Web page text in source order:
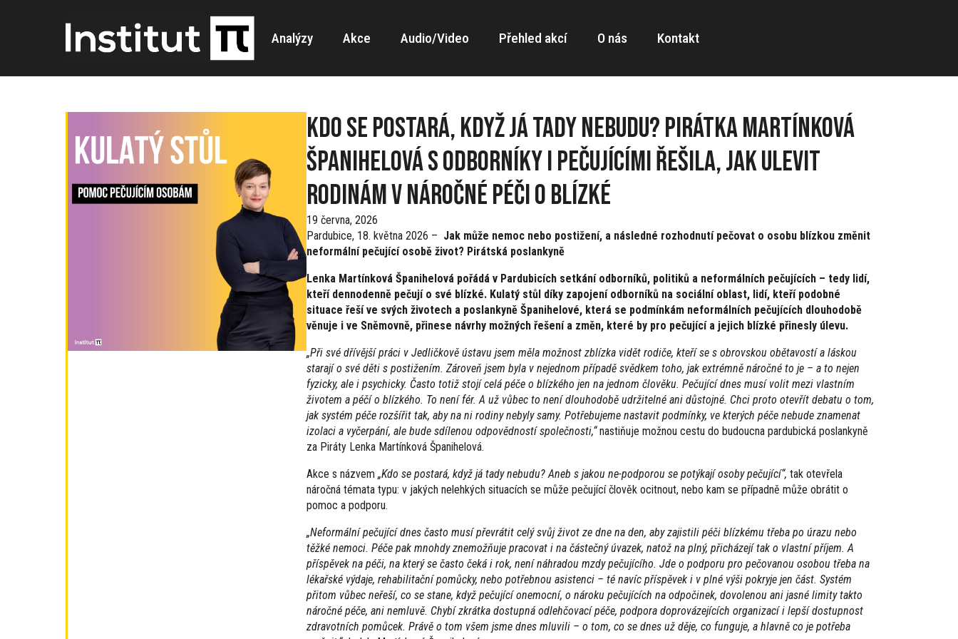
Analýzy Akce Audio/Video Přehled akcí O nás Kontakt
Kdo se postará, když já tady nebudu? Pirátka Martínková
Španihelová s odborníky i pečujícími řešila, jak ulevit
rodinám v náročné péči o blízké
19 června, 2026
Pardubice, 18. května 2026 – Jak může nemoc nebo postižení, a následné rozhodnutí pečovat o osobu blízkou změnit
neformální pečující osobě život? Pirátská poslankyně
Lenka Martínková Španihelová pořádá v Pardubicích setkání odborníků, politiků a neformálních pečujících – tedy lidí,
kteří dennodenně pečují o své blízké. Kulatý stůl díky zapojení odborníků na sociální oblast, lidí, kteří podobné
situace řeší ve svých životech a poslankyně Španihelové, která se podmínkám neformálních pečujících dlouhodobě
věnuje i ve Sněmovně, přinese návrhy možných řešení a změn, které by pro pečující a jejich blízké přinesly úlevu.
„Při své dřívější práci v Jedličkově ústavu jsem měla možnost zblízka vidět rodiče, kteří se s obrovskou obětavostí a láskou
starají o své děti s postižením. Zároveň jsem byla v nejednom případě svědkem toho, jak extrémně náročné to je – a to nejen
fyzicky, ale i psychicky. Často totiž stojí celá péče o blízkého jen na jednom člověku. Pečující dnes musí volit mezi vlastním
životem a péčí o blízkého. To není fér. A už vůbec to není dlouhodobě udržitelné ani důstojné. Chci proto otevřít debatu o tom,
jak systém péče rozšířit tak, aby na ni rodiny nebyly samy. Potřebujeme nastavit podmínky, ve kterých péče nebude znamenat
izolaci a vyčerpání, ale bude sdílenou odpovědností společnosti,“nastiňuje možnou cestu do budoucna pardubická poslankyně
za Piráty Lenka Martínková Španihelová.
Akce s názvem „Kdo se postará, když já tady nebudu? Aneb s jakou ne-podporou se potýkají osoby pečující“, tak otevřela
náročná témata typu: v jakých nelehkých situacích se může pečující člověk ocitnout, nebo kam se případně může obrátit o
pomoc a podporu.
„Neformální pečující dnes často musí převrátit celý svůj život ze dne na den, aby zajistili péči blízkému třeba po úrazu nebo
těžké nemoci. Péče pak mnohdy znemožňuje pracovat i na částečný úvazek, natož na plný, přicházejí tak o vlastní příjem. A
příspěvek na péči, na který se často čeká i rok, není náhradou mzdy pečujícího. Jde o podporu pro pečovanou osobou třeba na
lékařské výdaje, rehabilitační pomůcky, nebo potřebnou asistenci – té navíc příspěvek i v plné výši pokryje jen část. Systém
přitom vůbec neřeší, co se stane, když pečující onemocní, o nároku pečujících na odpočinek, dovolenou ani jasné limity takto
náročné péče, ani nemluvě. Chybí zkrátka dostupná odlehčovací péče, podpora doprovázejících organizací i lepší dostupnost
zdravotních pomůcek. Právě o tom všem jsme dnes mluvili – o tom, co se dnes už děje, co funguje, a hlavně co je potřeba